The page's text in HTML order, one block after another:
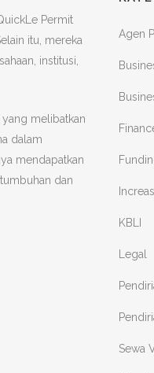
Permit
itu, mereka
institusi,
melibatkan
dalam
mendapatkan
dan
Agen
KBLI
Legal
Sewa